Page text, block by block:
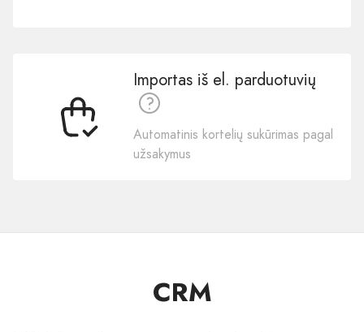
Importas iš el. parduotuvių
Automatinis kortelių sukūrimas pagal
užsakymus
CRM